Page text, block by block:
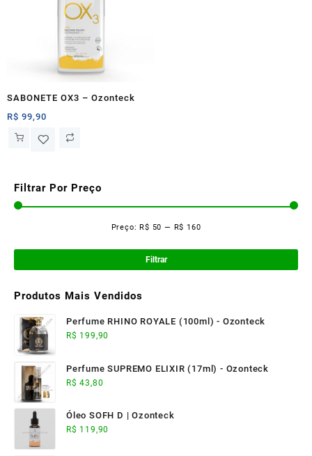
SABONETE OX3 – Ozonteck
R$ 99,90
Filtrar Por Preço
Filtrar
Preço:R$ 50 — R$ 160
Produtos Mais Vendidos
Perfume RHINO ROYALE (100ml) - Ozonteck
R$ 199,90
Perfume SUPREMO ELIXIR (17ml) - Ozonteck
R$ 43,80
Óleo SOFH D | Ozonteck
R$ 119,90